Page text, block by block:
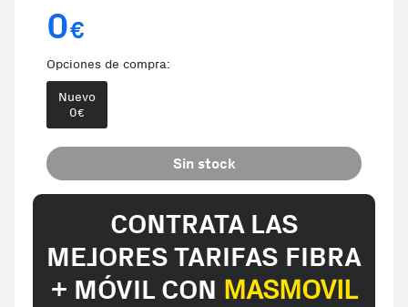
0€
Opciones de compra:
Nuevo
0€
Sin stock
CONTRATA LAS
MEJORES TARIFAS FIBRA
+ MÓVIL CON MASMOVIL